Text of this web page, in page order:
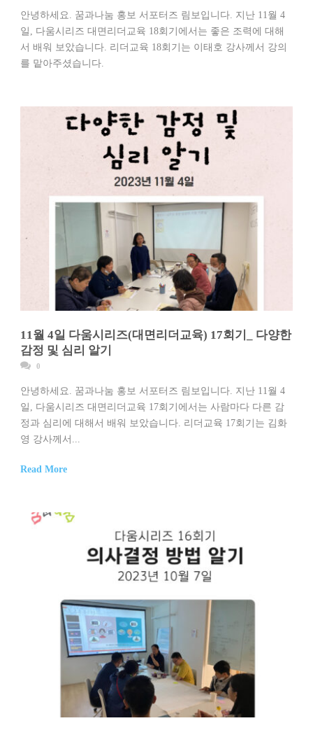
안녕하세요. 꿈과나눔 홍보 서포터즈 림보입니다. 지난 11월 4
일, 다움시리즈 대면리더교육 18회기에서는 좋은 조력에 대해
서 배워 보았습니다. 리더교육 18회기는 이태호 강사께서 강의
를 맡아주셨습니다.
11월 4일 다움시리즈(대면리더교육) 17회기_ 다양한
감정 및 심리 알기
0
안녕하세요. 꿈과나눔 홍보 서포터즈 림보입니다. 지난 11월 4
일, 다움시리즈 대면리더교육 17회기에서는 사람마다 다른 감
정과 심리에 대해서 배워 보았습니다. 리더교육 17회기는 김화
영 강사께서...
Read More